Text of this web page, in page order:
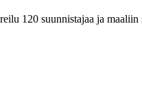
120 suunnistajaa ja